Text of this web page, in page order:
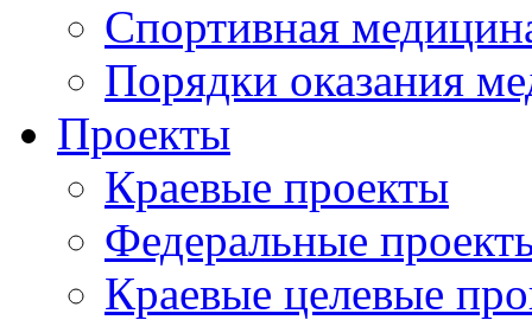
Спортивная
Порядки оказания
Проекты
Краевые проекты
Федеральные
Краевые целевые